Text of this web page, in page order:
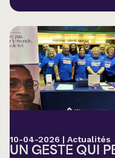
10-04-2026 | Actualités
UN GESTE QUI